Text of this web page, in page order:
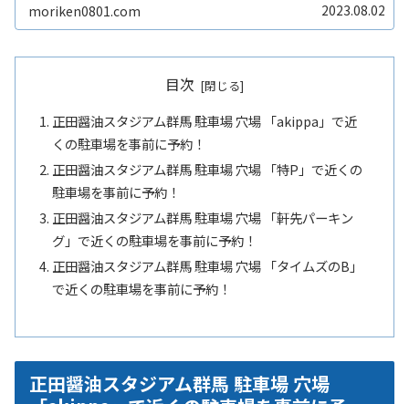
お子さんとの楽しい思い出作りをしReadMore...
moriken0801.com 2023.08.02
目次
正田醤油スタジアム群馬 駐車場 穴場 「akippa」で近
くの駐車場を事前に予約！
正田醤油スタジアム群馬 駐車場 穴場 「特P」で近くの
駐車場を事前に予約！
正田醤油スタジアム群馬 駐車場 穴場 「軒先パーキン
グ」で近くの駐車場を事前に予約！
正田醤油スタジアム群馬 駐車場 穴場 「タイムズのB」
で近くの駐車場を事前に予約！
正田醤油スタジアム群馬 駐車場 穴場